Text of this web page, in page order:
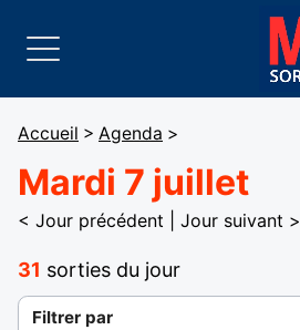
Accueil > Agenda >
Mardi 7 juillet
< Jour précédent Jour suivant >
31 sorties du jour
Filtrer par